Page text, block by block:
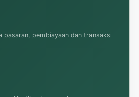
pasaran, pembiayaan dan transaksi